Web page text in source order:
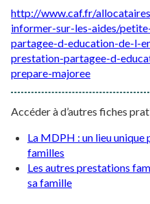
http://www.caf.fr/
informer-sur-les-aides/
partagee-d-education-de-l-
prestation-partagee-d-
prepare-majoree
Accéder à d’autres fiches
La MDPH : un lieu unique
familles
Les autres prestations
sa famille